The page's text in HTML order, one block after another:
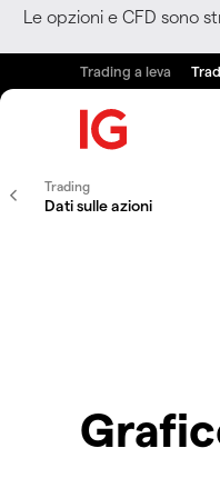
Le opzioni e CFD sono
Trading a leva
Trading
Dati sulle azioni